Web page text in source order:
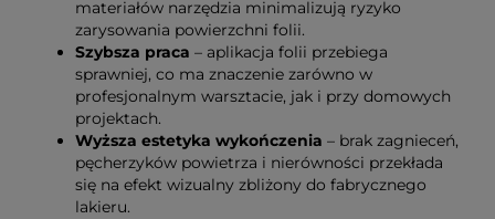
materiałów narzędzia minimalizują ryzyko
zarysowania powierzchni folii.
Szybsza praca – aplikacja folii przebiega
sprawniej, co ma znaczenie zarówno w
profesjonalnym warsztacie, jak i przy domowych
projektach.
Wyższa estetyka wykończenia – brak zagnieceń,
pęcherzyków powietrza i nierówności przekłada
się na efekt wizualny zbliżony do fabrycznego
lakieru.